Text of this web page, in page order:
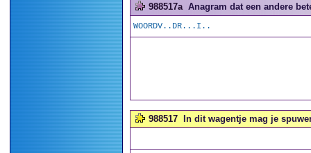
988517a Anagram dat een andere
WOORDV..DR...I..
988517 In dit wagentje mag je